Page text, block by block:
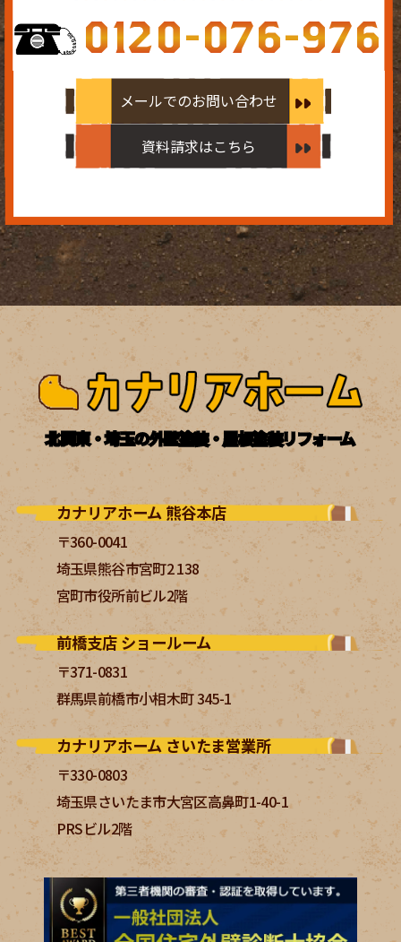
0120-076-976
メールでのお問い合わせ
資料請求はこちら
北関東・埼玉の外壁塗装・屋根塗装リフォーム
カナリアホーム 熊谷本店
〒360-0041
埼玉県熊谷市宮町2 138
宮町市役所前ビル2階
前橋支店 ショールーム
〒371-0831
群馬県前橋市小相木町 345-1
カナリアホーム さいたま営業所
〒330-0803
埼玉県さいたま市大宮区高鼻町1-40-1
PRSビル2階